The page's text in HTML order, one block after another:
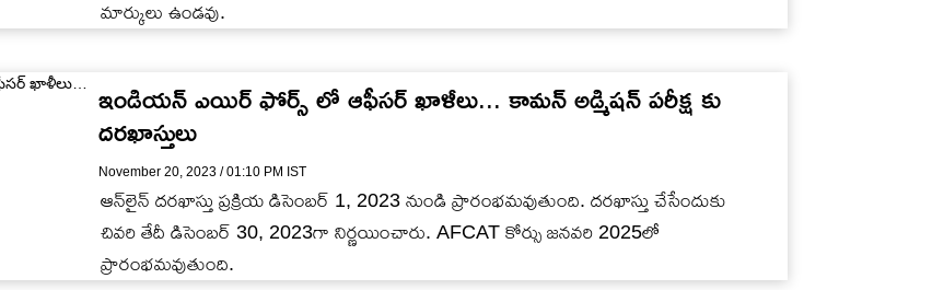
మార్కులు ఉండవు.
ఇండియన్ ఎయిర్ ఫోర్స్ లో ఆఫీసర్ ఖాళీలు... కామన్ అడ్మిషన్ పరీక్ష కు
దరఖాస్తులు
November 20, 2023 / 01:10 PM IST
ఆన్‌లైన్ దరఖాస్తు ప్రక్రియ డిసెంబర్ 1, 2023 నుండి ప్రారంభమవుతుంది. దరఖాస్తు చేసేందుకు
చివరి తేదీ డిసెంబర్ 30, 2023గా నిర్ణయించారు. AFCAT కోర్సు జనవరి 2025లో
ప్రారంభమవుతుంది.